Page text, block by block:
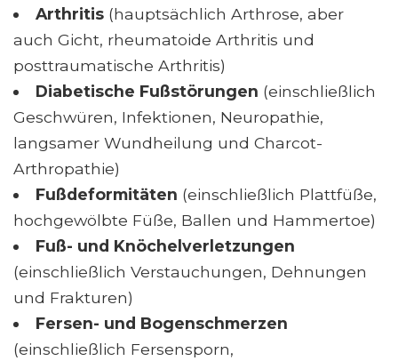
Arthritis(hauptsächlich Arthrose, aber
auch Gicht, rheumatoide Arthritis und
posttraumatische Arthritis)
Diabetische Fußstörungen (einschließlich
Geschwüren, Infektionen, Neuropathie,
langsamer Wundheilung und Charcot-
Arthropathie)
Fußdeformitäten (einschließlich Plattfüße,
hochgewölbte Füße, Ballen und Hammertoe)
Fuß- und Knöchelverletzungen
(einschließlich Verstauchungen, Dehnungen
und Frakturen)
Fersen- und Bogenschmerzen
(einschließlich Fersensporn,